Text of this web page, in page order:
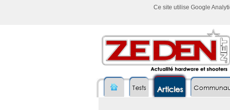
Ce site utilise Google
Tests Articles